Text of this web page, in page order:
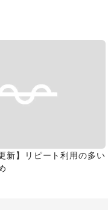
新】リピート利用の多い